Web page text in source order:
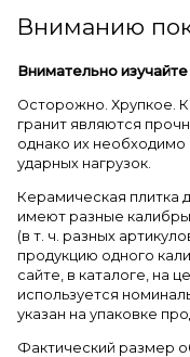
Вниманию
Внимательно
Осторожно. Хрупкое.
гранит являются
однако их необходимо
ударных нагрузок.
Керамическая плитка
имеют разные
(в т. ч. разных
продукцию одного
сайте, в каталоге, на
используется
указан на упаковке
Фактический размер